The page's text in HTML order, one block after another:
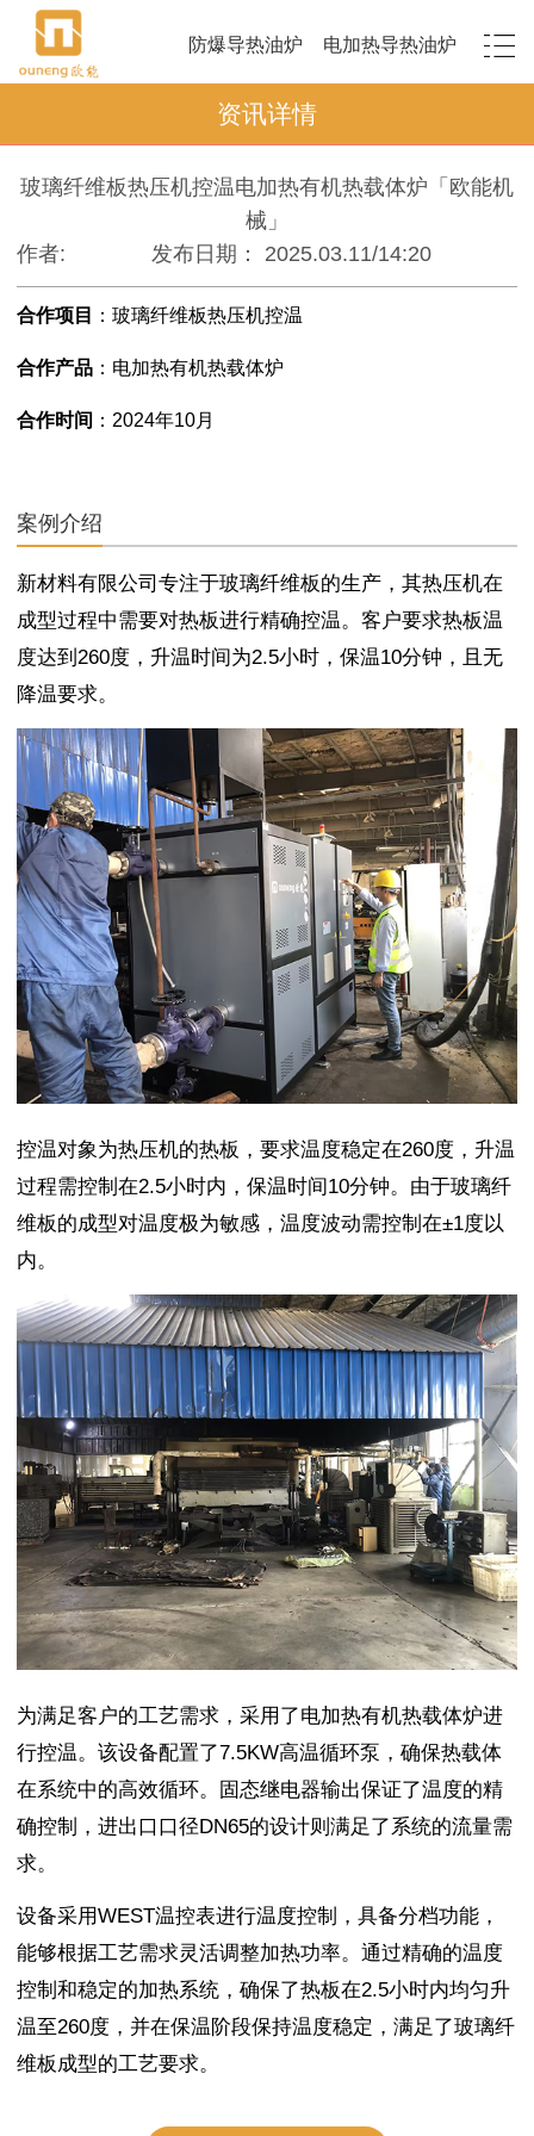
防爆导热油炉 电加热导热油炉
资讯详情
玻璃纤维板热压机控温电加热有机热载体炉「欧能机
械」
作者:
发布日期： 2025.03.11/14:20
合作项目 ： 玻璃纤维板热压机控温
合作产品 ：电加热有机热载体炉
合作时间 ： 2024年10月
案例介绍
新材料有限公司专注于玻璃纤维板的生产，其热压机在
成型过程中需要对热板进行精确控温。客户要求热板温
度达到260度，升温时间为2.5小时，保温10分钟，且无
降温要求。
控温对象为热压机的热板，要求温度稳定在260度，升温
过程需控制在2.5小时内，保温时间10分钟。由于玻璃纤
维板的成型对温度极为敏感，温度波动需控制在±1度以
内。
为满足客户的工艺需求，采用了电加热有机热载体炉进
行控温。该设备配置了7.5KW高温循环泵，确保热载体
在系统中的高效循环。固态继电器输出保证了温度的精
确控制，进出口口径DN65的设计则满足了系统的流量需
求。
设备采用WEST温控表进行温度控制，具备分档功能，
能够根据工艺需求灵活调整加热功率。通过精确的温度
控制和稳定的加热系统，确保了热板在2.5小时内均匀升
温至260度，并在保温阶段保持温度稳定，满足了玻璃纤
维板成型的工艺要求。